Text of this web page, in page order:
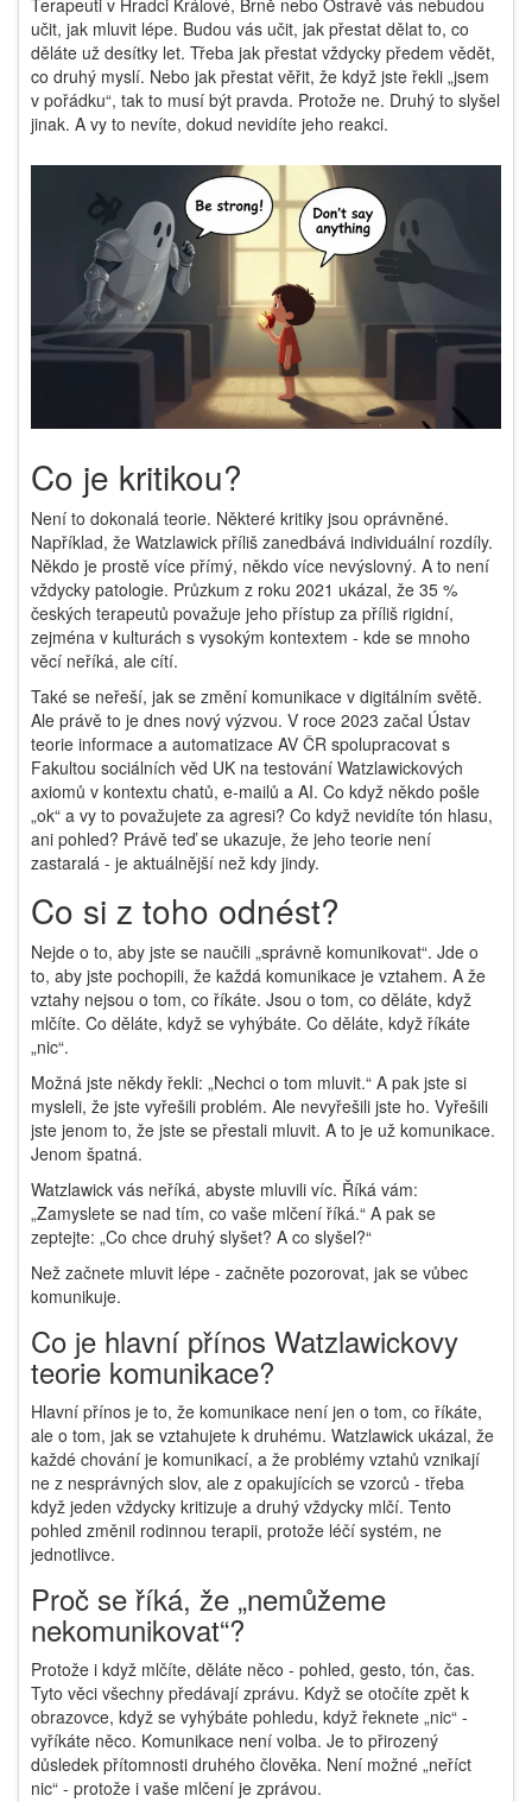
učit, jak mluvit lépe. Budou vás učit, jak přestat dělat to, co
děláte už desítky let. Třeba jak přestat vždycky předem vědět,
co druhý myslí. Nebo jak přestat věřit, že když jste řekli „jsem
v pořádku“, tak to musí být pravda. Protože ne. Druhý to slyšel
jinak. A vy to nevíte, dokud nevidíte jeho reakci.
Co je kritikou?
Není to dokonalá teorie. Některé kritiky jsou oprávněné.
Například, že Watzlawick příliš zanedbává individuální rozdíly.
Někdo je prostě více přímý, někdo více nevýslovný. A to není
vždycky patologie. Průzkum z roku 2021 ukázal, že 35 %
českých terapeutů považuje jeho přístup za příliš rigidní,
zejména v kulturách s vysokým kontextem - kde se mnoho
věcí neříká, ale cítí.
Také se neřeší, jak se změní komunikace v digitálním světě.
Ale právě to je dnes nový výzvou. V roce 2023 začal Ústav
teorie informace a automatizace AV ČR spolupracovat s
Fakultou sociálních věd UK na testování Watzlawickových
axiomů v kontextu chatů, e-mailů a AI. Co když někdo pošle
„ok“ a vy to považujete za agresi? Co když nevidíte tón hlasu,
ani pohled? Právě teď se ukazuje, že jeho teorie není
zastaralá - je aktuálnější než kdy jindy.
Co si z toho odnést?
Nejde o to, aby jste se naučili „správně komunikovat“. Jde o
to, aby jste pochopili, že každá komunikace je vztahem. A že
vztahy nejsou o tom, co říkáte. Jsou o tom, co děláte, když
mlčíte. Co děláte, když se vyhýbáte. Co děláte, když říkáte
„nic“.
Možná jste někdy řekli: „Nechci o tom mluvit.“ A pak jste si
mysleli, že jste vyřešili problém. Ale nevyřešili jste ho. Vyřešili
jste jenom to, že jste se přestali mluvit. A to je už komunikace.
Jenom špatná.
Watzlawick vás neříká, abyste mluvili víc. Říká vám:
„Zamyslete se nad tím, co vaše mlčení říká.“ A pak se
zeptejte: „Co chce druhý slyšet? A co slyšel?“
Než začnete mluvit lépe - začněte pozorovat, jak se vůbec
komunikuje.
Co je hlavní přínos Watzlawickovy
teorie komunikace?
Hlavní přínos je to, že komunikace není jen o tom, co říkáte,
ale o tom, jak se vztahujete k druhému. Watzlawick ukázal, že
každé chování je komunikací, a že problémy vztahů vznikají
ne z nesprávných slov, ale z opakujících se vzorců - třeba
když jeden vždycky kritizuje a druhý vždycky mlčí. Tento
pohled změnil rodinnou terapii, protože léčí systém, ne
jednotlivce.
Proč se říká, že „nemůžeme
nekomunikovat“?
Protože i když mlčíte, děláte něco - pohled, gesto, tón, čas.
Tyto věci všechny předávají zprávu. Když se otočíte zpět k
obrazovce, když se vyhýbáte pohledu, když řeknete „nic“ -
vyříkáte něco. Komunikace není volba. Je to přirozený
důsledek přítomnosti druhého člověka. Není možné „neříct
nic“ - protože i vaše mlčení je zprávou.